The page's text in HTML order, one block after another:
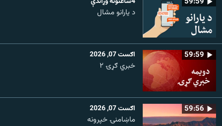
د یارانو مشال
59:59 اګست 07, 2026
خبري ګړۍ ۲
59:56 اګست 07, 2026
ماښامنۍ خپرونه